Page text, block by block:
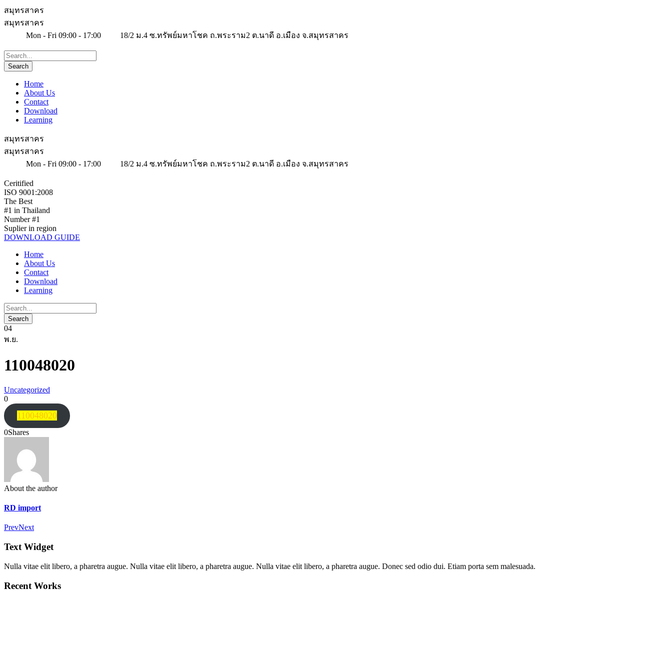
สมุทรสาคร
สมุทรสาคร
Mon - Fri 09:00 - 17:00
18/2 ม.4 ซ.ทรัพย์มหาโชค ถ.พระราม2 ต.นาดี อ.เมือง จ.สมุทรสาคร
Home
About Us
Contact
Download
Learning
สมุทรสาคร
สมุทรสาคร
Mon - Fri 09:00 - 17:00
18/2 ม.4 ซ.ทรัพย์มหาโชค ถ.พระราม2 ต.นาดี อ.เมือง จ.สมุทรสาคร
Ceritified
ISO 9001:2008
The Best
#1 in Thailand
Number #1
Suplier in region
DOWNLOAD GUIDE
Home
About Us
Contact
Download
Learning
04
พ.ย.
110048020
Uncategorized
0
110048020
0Shares
About the author
RD import
PrevNext
Text Widget
Nulla vitae elit libero, a pharetra augue. Nulla vitae elit libero, a pharetra augue. Nulla vitae elit libero, a pharetra augue. Donec sed odio dui. Etiam porta sem malesuada.
Recent Works